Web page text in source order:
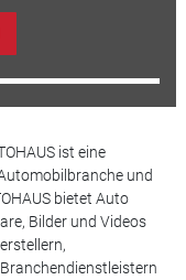
ist eine
und
bietet Auto
Bilder und Videos